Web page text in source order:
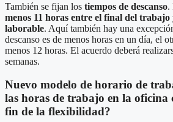
También se fijan los tiempos de descanso.
menos 11 horas entre el final del trabajo
laborable. Aquí también hay una
descanso es de menos horas en un día, el
menos 12 horas. El acuerdo deberá
semanas.
Nuevo modelo de horario de
las horas de trabajo en la oficina
fin de la flexibilidad?